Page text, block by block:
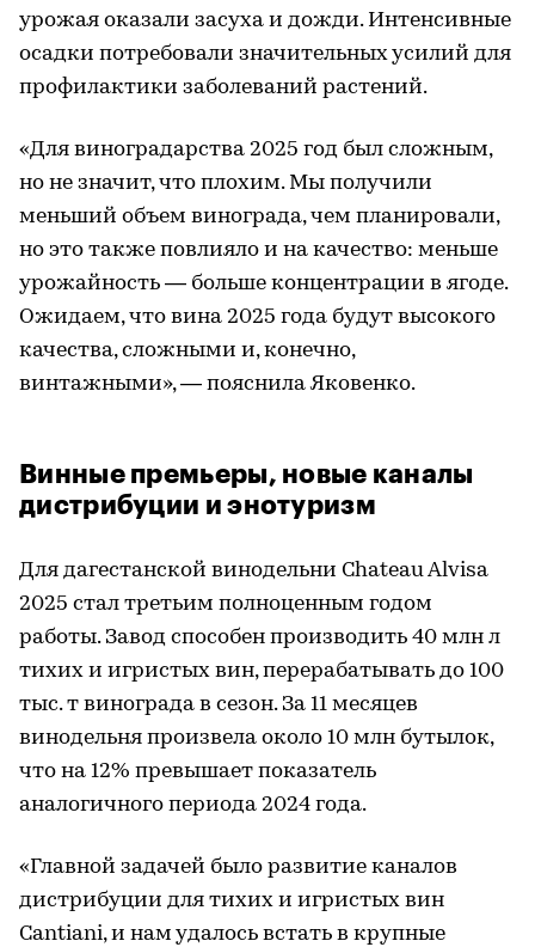
урожая оказали засуха и дожди. Интенсивные
осадки потребовали значительных усилий для
профилактики заболеваний растений.
«Для виноградарства 2025 год был сложным,
но не значит, что плохим. Мы получили
меньший объем винограда, чем планировали,
но это также повлияло и на качество: меньше
урожайность — больше концентрации в ягоде.
Ожидаем, что вина 2025 года будут высокого
качества, сложными и, конечно,
винтажными», — пояснила Яковенко.
Винные премьеры, новые каналы
дистрибуции и энотуризм
Для дагестанской винодельни Chateau Alvisa
2025 стал третьим полноценным годом
работы. Завод способен производить 40 млн л
тихих и игристых вин, перерабатывать до 100
тыс. т винограда в сезон. За 11 месяцев
винодельня произвела около 10 млн бутылок,
что на 12% превышает показатель
аналогичного периода 2024 года.
«Главной задачей было развитие каналов
дистрибуции для тихих и игристых вин
Cantiani, и нам удалось встать в крупные